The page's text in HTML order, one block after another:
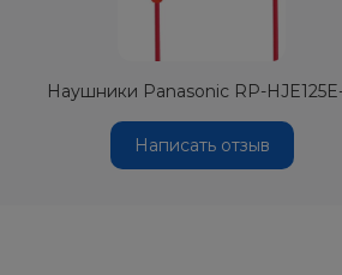
Наушники Panasonic RP-
Написать отзыв